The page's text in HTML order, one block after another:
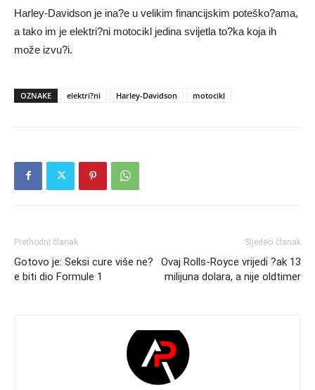
Harley-Davidson je ina?e u velikim financijskim poteško?ama,
a tako im je elektri?ni motocikl jedina svijetla to?ka koja ih
može izvu?i.
OZNAKE elektri?ni Harley-Davidson motocikl
Prethodni članak
Gotovo je: Seksi cure više ne?
e biti dio Formule 1
Sljedeći članak
Ovaj Rolls-Royce vrijedi ?ak 13
milijuna dolara, a nije oldtimer